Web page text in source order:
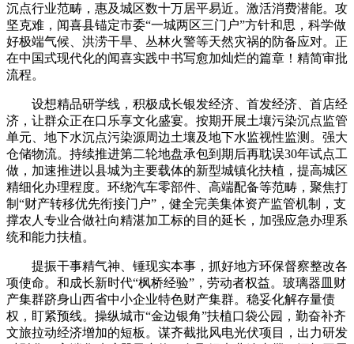
沉点行业范畴，惠及城区数十万居平易近。激活消费潜能。攻
坚克难，闻喜县锚定市委“一城两区三门户”方针和思，科学做
好极端气候、洪涝干旱、丛林火警等天然灾祸的防备应对。正
在中国式现代化的闻喜实践中书写愈加灿烂的篇章！精简审批
流程。
设想精品研学线，积极成长银发经济、首发经济、首店经
济，让群众正在口乐享文化盛宴。按期开展土壤污染沉点监管
单元、地下水沉点污染源周边土壤及地下水监视性监测。强大
仓储物流。持续推进第二轮地盘承包到期后再耽误30年试点工
做，加速推进以县城为主要载体的新型城镇化扶植，提高城区
精细化办理程度。环绕汽车零部件、高端配备等范畴，聚焦打
制“财产转移优先衔接门户”，健全完美集体资产监管机制，支
撑农人专业合做社向精湛加工标的目的延长，加强应急办理系
统和能力扶植。
提振干事精气神、锤现实本事，抓好地方环保督察整改各
项使命。和成长新时代“枫桥经验”，劳动者权益。玻璃器皿财
产集群跻身山西省中小企业特色财产集群。稳妥化解存量债
权，盯紧预线。操纵城市“金边银角”扶植口袋公园，勤奋补齐
文旅拉动经济增加的短板。谋齐截批风电光伏项目，出力研发